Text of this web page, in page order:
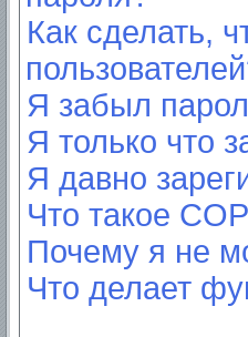
Как сделать,
Я забыл
Я только что
Я давно
Что такое
Почему я не
Что делает